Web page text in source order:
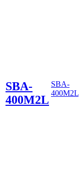
SBA-
400M2L
SBA-
400M2L